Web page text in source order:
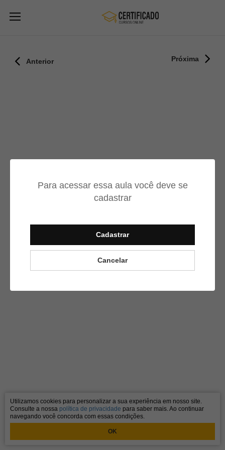
Para acessar essa aula você deve se
cadastrar
Cadastrar
Cancelar
Anterior Próxima
Utilizamos cookies para personalizar a sua experiência em nosso site.
Consulte a nossa política de privacidade para saber mais. Ao continuar
navegando você concorda com essas condições.
OK